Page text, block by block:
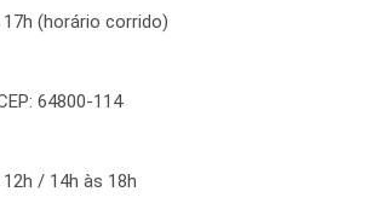
(horário corrido)
64800-114
/ 14h às 18h